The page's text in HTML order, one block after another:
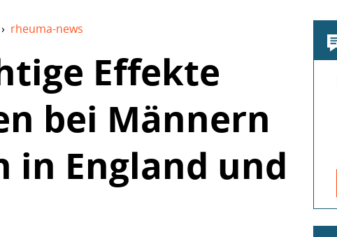
› rheuma-news
Effekte
bei Männern
in England und